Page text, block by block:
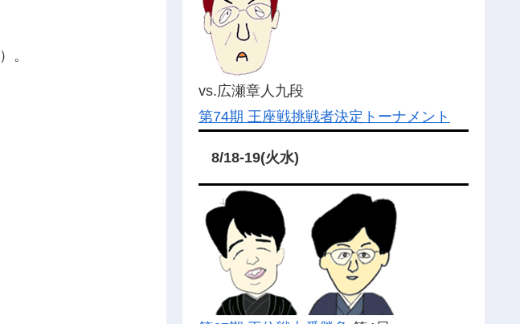
）。
vs.広瀬章人九段
第74期 王座戦挑戦者決定トーナメント
8/18-19(火水)